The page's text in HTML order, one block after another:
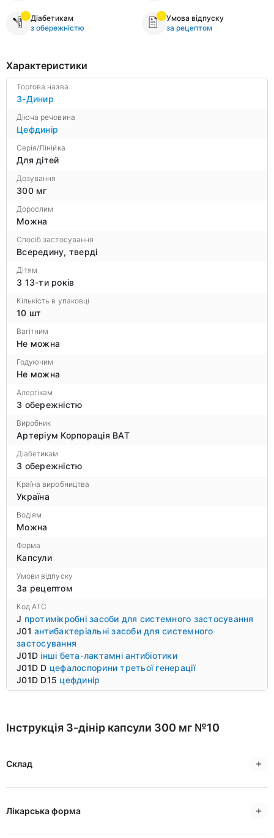
Діабетикам
з обережністю
Умова відпуску
за рецептом
Характеристики
Торгова назва
3-Динир
Діюча речовина
Цефдинір
Серія/Лінійка
Для дітей
Дозування
300 мг
Дорослим
Можна
Спосіб застосування
Всередину, тверді
Дітям
З 13-ти років
Кількість в упаковці
10 шт
Вагітним
Не можна
Годуючим
Не можна
Алергікам
З обережністю
Виробник
Артеріум Корпорація ВАТ
Діабетикам
З обережністю
Країна виробництва
Україна
Водіям
Можна
Форма
Капсули
Умови відпуску
За рецептом
Код ATC
J протимікробні засоби для системного застосування
J01 антибактеріальні засоби для системного
застосування
J01D інші бета-лактамні антибіотики
J01D D цефалоспорини третьої генерації
J01D D15 цефдинір
Інструкція 3-дінір капсули 300 мг №10
Склад
Лікарська форма